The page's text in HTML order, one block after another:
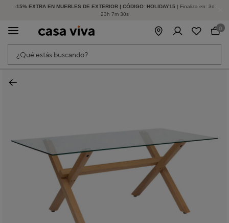
-15% EXTRA EN MUEBLES DE EXTERIOR | CÓDIGO: HOLIDAY15 | Finaliza en: 3d
23h 7m 30s
HASTA -60% DE DESCUENTO | SEGUNDAS REBAJAS
¿Qué estás buscando?
0